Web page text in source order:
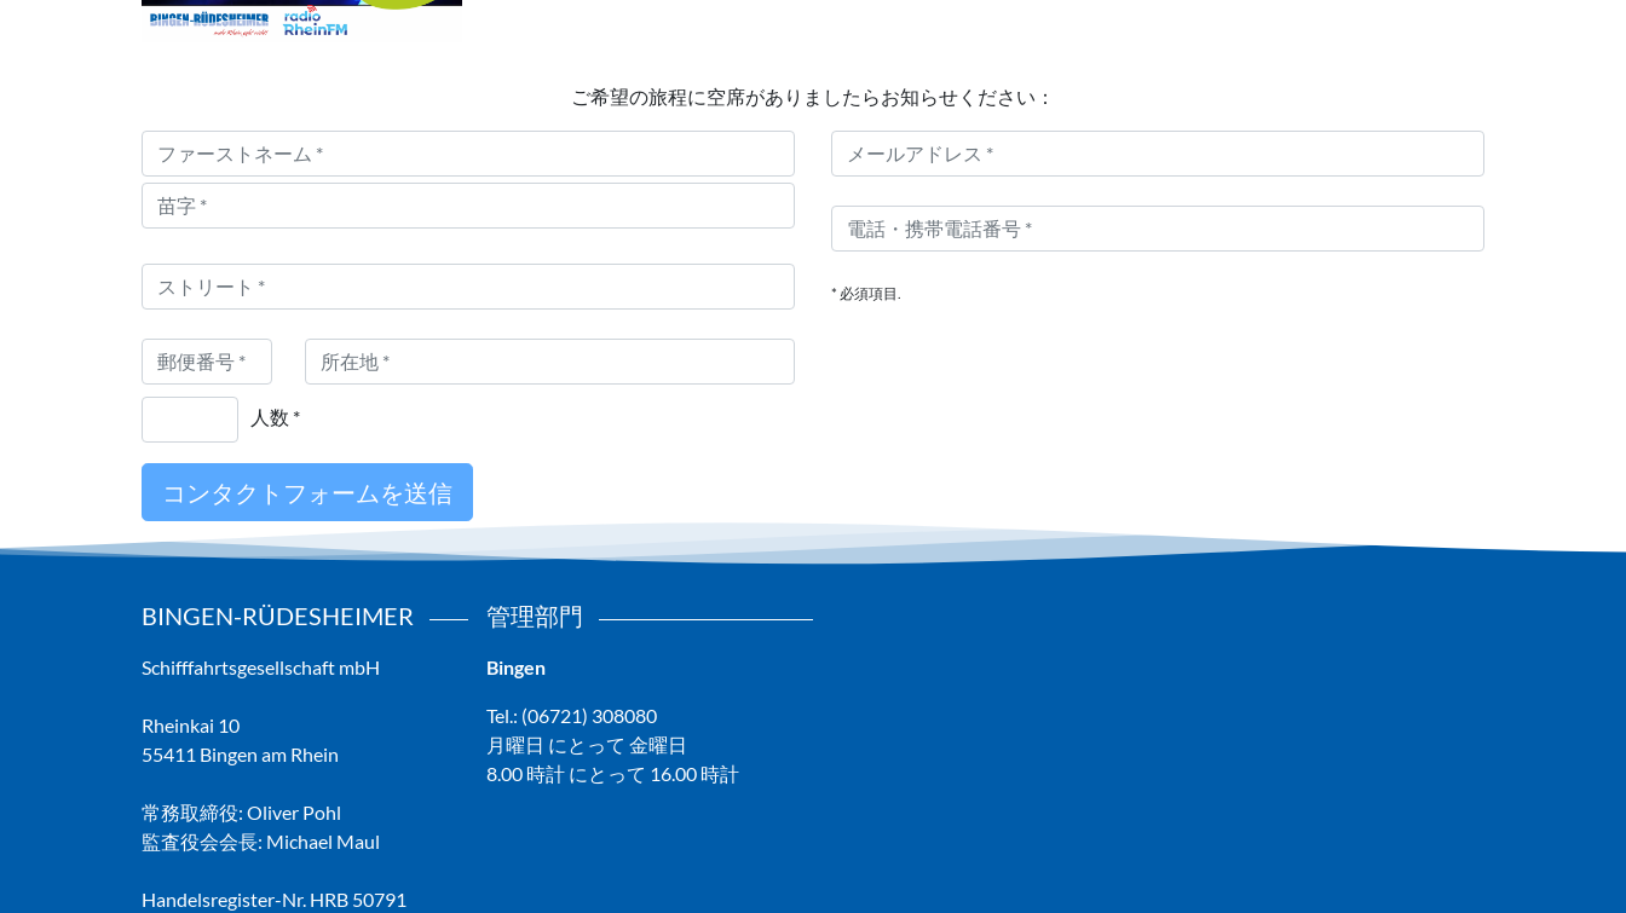
ご希望の旅程に空席がありましたらお知らせください：
* 必須項目.
人数 *
BINGEN-RÜDESHEIMER
Schifffahrtsgesellschaft mbH
Rheinkai 10
55411 Bingen am Rhein
常務取締役: Oliver Pohl
監査役会会長: Michael Maul
Handelsregister-Nr. HRB 50791
管理部門
Bingen
Tel.: (06721) 308080
月曜日 にとって 金曜日
8.00 時計 にとって 16.00 時計